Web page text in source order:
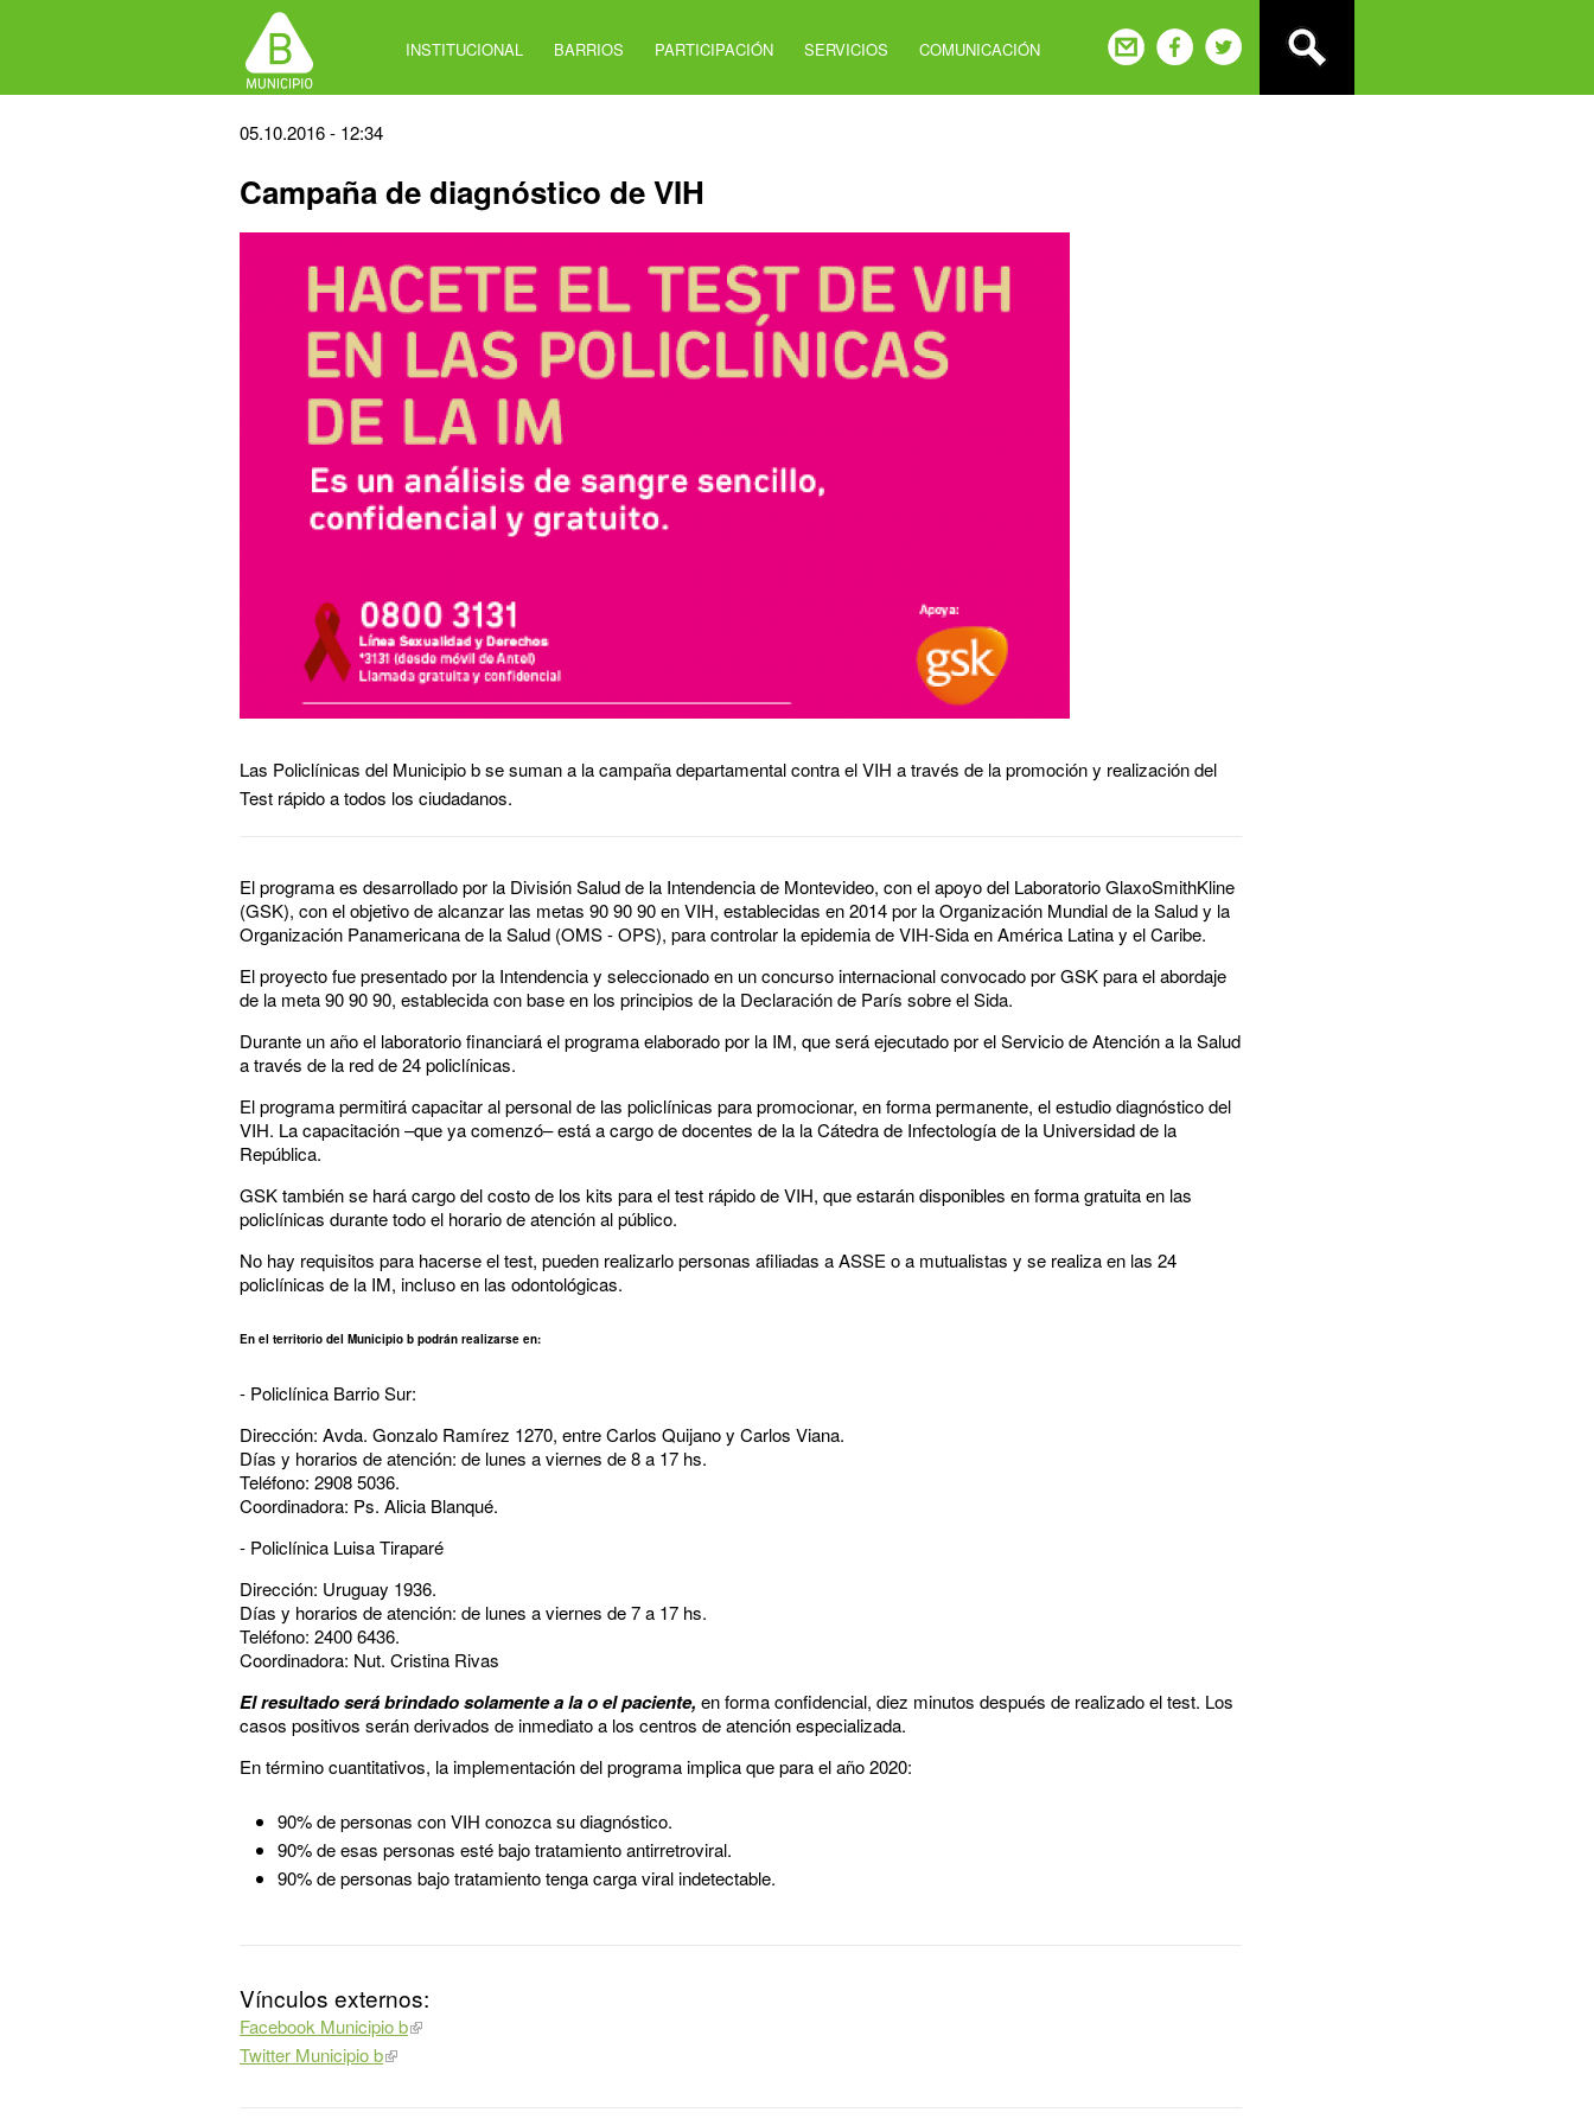
INSTITUCIONAL BARRIOS PARTICIPACIÓN SERVICIOS COMUNICACIÓN
Back
top
05.10.2016 - 12:34
Campaña de diagnóstico de VIH
Las Policlínicas del Municipio b se suman a la campaña departamental contra el VIH a través de la promoción y realización del
Test rápido a todos los ciudadanos.
El programa es desarrollado por la División Salud de la Intendencia de Montevideo, con el apoyo del Laboratorio GlaxoSmithKline
(GSK), con el objetivo de alcanzar las metas 90 90 90 en VIH, establecidas en 2014 por la Organización Mundial de la Salud y la
Organización Panamericana de la Salud (OMS - OPS), para controlar la epidemia de VIH-Sida en América Latina y el Caribe.
El proyecto fue presentado por la Intendencia y seleccionado en un concurso internacional convocado por GSK para el abordaje
de la meta 90 90 90, establecida con base en los principios de la Declaración de París sobre el Sida.
Durante un año el laboratorio financiará el programa elaborado por la IM, que será ejecutado por el Servicio de Atención a la Salud
a través de la red de 24 policlínicas.
El programa permitirá capacitar al personal de las policlínicas para promocionar, en forma permanente, el estudio diagnóstico del
VIH. La capacitación –que ya comenzó– está a cargo de docentes de la la Cátedra de Infectología de la Universidad de la
República.
GSK también se hará cargo del costo de los kits para el test rápido de VIH, que estarán disponibles en forma gratuita en las
policlínicas durante todo el horario de atención al público.
No hay requisitos para hacerse el test, pueden realizarlo personas afiliadas a ASSE o a mutualistas y se realiza en las 24
policlínicas de la IM, incluso en las odontológicas.
En el territorio del Municipio b podrán realizarse en:
- Policlínica Barrio Sur:
Dirección: Avda. Gonzalo Ramírez 1270, entre Carlos Quijano y Carlos Viana.
Días y horarios de atención: de lunes a viernes de 8 a 17 hs.
Teléfono: 2908 5036.
Coordinadora: Ps. Alicia Blanqué.
- Policlínica Luisa Tiraparé
Dirección: Uruguay 1936.
Días y horarios de atención: de lunes a viernes de 7 a 17 hs.
Teléfono: 2400 6436.
Coordinadora: Nut. Cristina Rivas
El resultado será brindado solamente a la o el paciente, en forma confidencial, diez minutos después de realizado el test. Los
casos positivos serán derivados de inmediato a los centros de atención especializada.
En término cuantitativos, la implementación del programa implica que para el año 2020:
90% de personas con VIH conozca su diagnóstico.
90% de esas personas esté bajo tratamiento antirretroviral.
90% de personas bajo tratamiento tenga carga viral indetectable.
Vínculos externos:
Facebook Municipio b
Twitter Municipio b